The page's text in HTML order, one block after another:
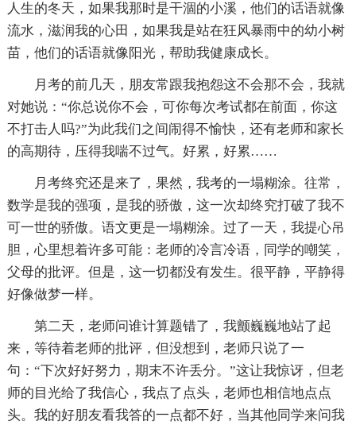
人生的冬天，如果我那时是干涸的小溪，他们的话语就像
流水，滋润我的心田，如果我是站在狂风暴雨中的幼小树
苗，他们的话语就像阳光，帮助我健康成长。
月考的前几天，朋友常跟我抱怨这不会那不会，我就
对她说：“你总说你不会，可你每次考试都在前面，你这
不打击人吗?”为此我们之间闹得不愉快，还有老师和家长
的高期待，压得我喘不过气。好累，好累……
月考终究还是来了，果然，我考的一塌糊涂。往常，
数学是我的强项，是我的骄傲，这一次却终究打破了我不
可一世的骄傲。语文更是一塌糊涂。过了一天，我提心吊
胆，心里想着许多可能：老师的冷言冷语，同学的嘲笑，
父母的批评。但是，这一切都没有发生。很平静，平静得
好像做梦一样。
第二天，老师问谁计算题错了，我颤巍巍地站了起
来，等待着老师的批评，但没想到，老师只说了一
句：“下次好好努力，期末不许丢分。”这让我惊讶，但老
师的目光给了我信心，我点了点头，老师也相信地点点
头。我的好朋友看我答的一点都不好，当其他同学来问我